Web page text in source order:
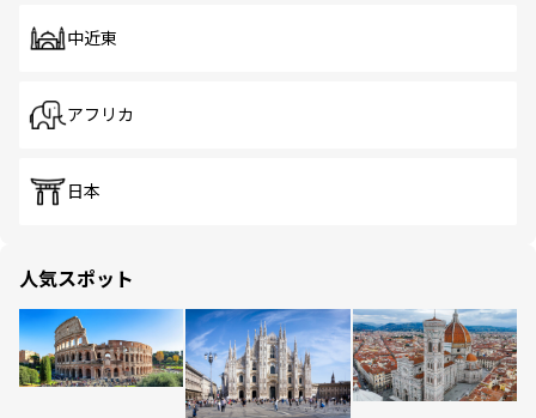
中近東
アフリカ
日本
人気スポット